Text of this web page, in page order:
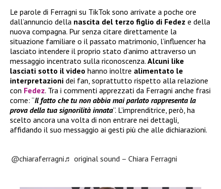
Le parole di Ferragni su TikTok sono arrivate a poche ore
dall’annuncio della nascita del terzo figlio di Fedez e della
nuova compagna. Pur senza citare direttamente la
situazione familiare o il passato matrimonio, l’influencer ha
lasciato intendere il proprio stato d’animo attraverso un
messaggio incentrato sulla riconoscenza. Alcuni like
lasciati sotto il video hanno inoltre alimentato le
interpretazioni dei fan, soprattutto rispetto alla relazione
con Fedez. Tra i commenti apprezzati da Ferragni anche frasi
come: “Il fatto che tu non abbia mai parlato rappresenta la
prova della tua signorilità innata”. L’imprenditrice, però, ha
scelto ancora una volta di non entrare nei dettagli,
affidando il suo messaggio ai gesti più che alle dichiarazioni.
@chiaraferragni♬ original sound – Chiara Ferragni